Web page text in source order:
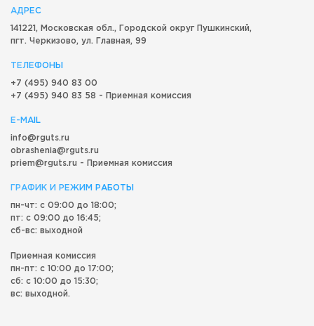
АДРЕС
141221, Московская обл., Городской округ Пушкинский,
пгт. Черкизово, ул. Главная, 99
ТЕЛЕФОНЫ
+7 (495) 940 83 00
+7 (495) 940 83 58 - Приемная комиссия
E-MAIL
info@rguts.ru
obrashenia@rguts.ru
priem@rguts.ru - Приемная комиссия
ГРАФИК И РЕЖИМ РАБОТЫ
пн-чт: с 09:00 до 18:00;
пт: с 09:00 до 16:45;
сб-вс: выходной
Приемная комиссия
пн-пт: с 10:00 до 17:00;
сб: с 10:00 до 15:30;
вс: выходной.